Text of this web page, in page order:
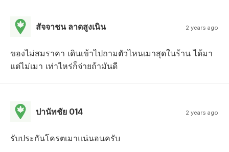
สัจจาชน ลาดสูงเนิน 2 years ago
ของไม่สมราคา เดินเข้าไปถามตัวไหนเมาสุดในร้าน ได้มา
แต่ไม่เมา เท่าไหร่ก็จ่ายถ้ามันดี
ปานัทชัย 014 2 years ago
รับประกันโครตเมาแน่นอนครับ